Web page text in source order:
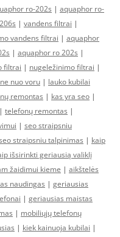
ro-202s | aquaphor ro-
| vandens filtrai |
vandens filtrai | aquaphor
| aquaphor ro 202s |
filtrai | nugeležinimo filtrai |
nuo voru | lauko kubilai
remontas | kas yra seo |
| telefonų remontas |
| seo straipsniu
straipsniu talpinimas | kaip
išsirinkti geriausią valiklį
žaidimui kieme | aikštelės
naudingas | geriausias
| geriausias maistas
| mobiliųjų telefonų
| kiek kainuoja kubilai |